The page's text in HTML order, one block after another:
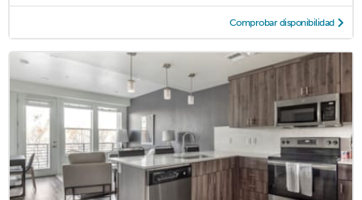
Comprobar disponibilidad